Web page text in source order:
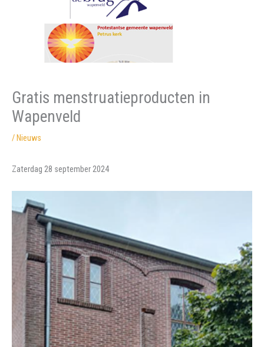
Gratis menstruatieproducten in
Wapenveld
/Nieuws
Zaterdag 28 september 2024